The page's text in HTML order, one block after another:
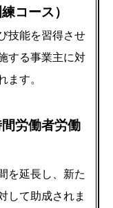
コース）
技能を習得させ
する事業主に対
す。
労働者労働
を延長し、新た
して助成されま